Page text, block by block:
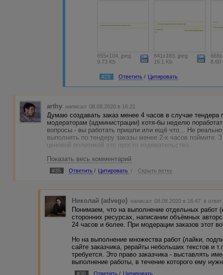
655x104, jpeg
9.73 Kb
641x183, jpeg
16.1 Kb
8.60
#29 Ответить / Цитировать
arthy написал 08.08.2020 в 16:21
Думаю создавать заказ менее 4 часов в случае тендера
модераторам (администрации) хотя-бы неделю
вопросы - вы работать пришли или ещё что... Не
выполнять по тендеру заказы менее 2-х часов поймите.
ценовой политикой это просто издевательство...
Показать весь комментарий
#35 Ответить / Цитировать / Скрыть ветку
Николай (advego) написал 08.08.2020 в 16:47 в
Понимаем, что на выполнение отдельных работ
сторонних ресурсах, написании объёмных
24 часов и более. При модерации заказов этот
Но на выполнение множества работ (лайки,
сайте заказчика, рерайты небольших текстов и
требуется. Это право заказчика - выставлять
выполнение работы, в течение которого ему
#38 Ответить / Цитировать